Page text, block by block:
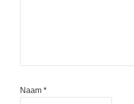
Naam *